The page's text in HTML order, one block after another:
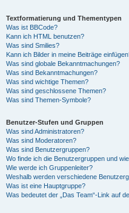
Textformatierung und Thementypen
Was ist BBCode?
Kann ich HTML benutzen?
Was sind Smilies?
Kann ich Bilder in meine Beiträge
Was sind globale Bekanntmachungen?
Was sind Bekanntmachungen?
Was sind wichtige Themen?
Was sind geschlossene Themen?
Was sind Themen-Symbole?
Benutzer-Stufen und Gruppen
Was sind Administratoren?
Was sind Moderatoren?
Was sind Benutzergruppen?
Wo finde ich die Benutzergruppen und
Wie werde ich Gruppenleiter?
Weshalb werden verschiedene
Was ist eine Hauptgruppe?
Was bedeutet der „Das Team“-Link auf